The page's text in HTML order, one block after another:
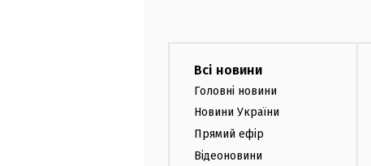
Всі новини
Головні новини
Новини України
Прямий ефір
Відеоновини